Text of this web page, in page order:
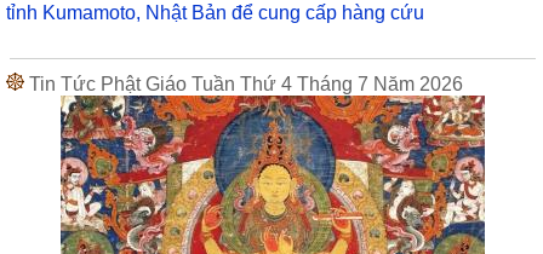
tỉnh Kumamoto, Nhật Bản để cung cấp hàng cứu
Tin Tức Phật Giáo Tuần Thứ 4 Tháng 7 Năm 2026